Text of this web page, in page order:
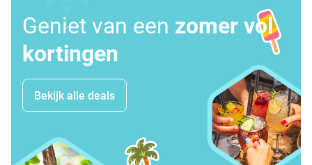
Geniet van een zomer vol
kortingen
Bekijk alle deals